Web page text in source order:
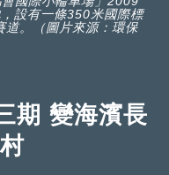
設有一條350米國際標
道。（圖片來源：環保
期 變海濱長